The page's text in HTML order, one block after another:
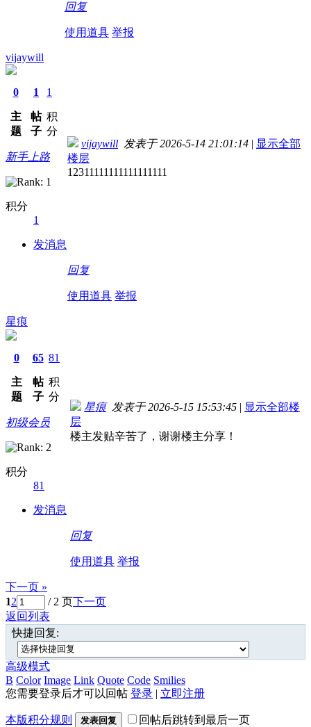
回复
使用道具 举报
vijaywill
0
主
题
1
帖
子
1
积
分
新手上路
积分
1
发消息
vijaywill 发表于 2026-5-14 21:01:14 | 显示全部
楼层
12311111111111111111
回复
使用道具 举报
星痕
0
主
题
65
帖
子
81
积
分
初级会员
积分
81
发消息
星痕发表于 2026-5-15 15:53:45 | 显示全部楼
层
楼主发贴辛苦了，谢谢楼主分享！
回复
使用道具 举报
下一页 »
12 / 2 页下一页
返回列表
快捷回复:
高级模式
B Color Image Link Quote Code Smilies
您需要登录后才可以回帖 登录 | 立即注册
本版积分规则 发表回复 回帖后跳转到最后一页